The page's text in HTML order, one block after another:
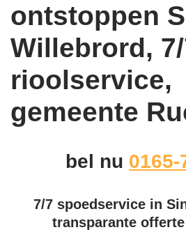
ontstoppen
Willebrord,
rioolservice,
gemeente
bel nu 0165-
7/7 spoedservice in
transparante